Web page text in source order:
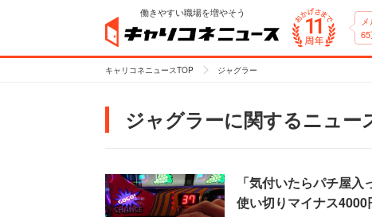
働きやすい職場を増やそう
65
キャリコネニュースTOP ジャグラー
ジャグラーに関するニュー
「気付いたらパチ屋
使い切りマイナス